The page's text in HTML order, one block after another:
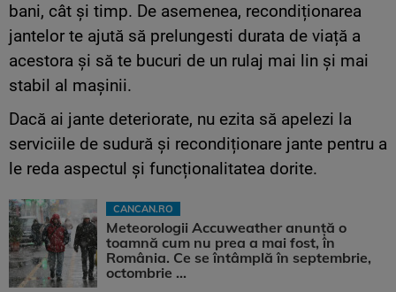
bani, cât și timp. De asemenea, recondiționarea
jantelor te ajută să prelungesti durata de viață a
acestora și să te bucuri de un rulaj mai lin și mai
stabil al mașinii.
Dacă ai jante deteriorate, nu ezita să apelezi la
serviciile de sudură și recondiționare jante pentru a
le reda aspectul și funcționalitatea dorite.
CANCAN.RO
Meteorologii Accuweather anunță o
toamnă cum nu prea a mai fost, în
România. Ce se întâmplă în septembrie,
octombrie ...